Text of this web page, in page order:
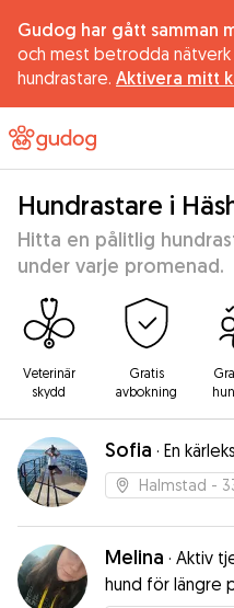
Gudog har gått samman
och mest betrodda nätverk
hundrastare. Aktivera mitt
Hundrastare i
Hitta en pålitlig
under varje promenad.
Veterinär
skydd
Gratis
avbokning
Sofia · En
Halmstad -
Melina · Aktiv
hund för längre